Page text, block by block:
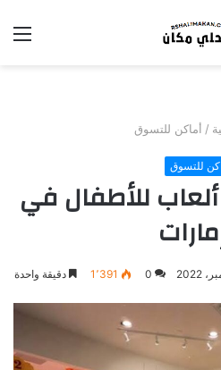
/ أماكن للتسوق
للتسوق
ألعاب للأطفال في
0 1٬391 دقيقة واحدة